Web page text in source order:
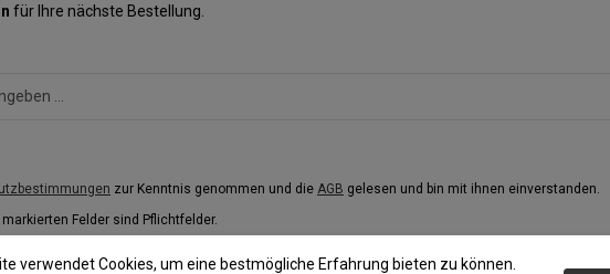
für Ihre nächste Bestellung.
zur Kenntnis genommen und die AGB gelesen und bin mit ihnen einverstanden.
Felder sind Pflichtfelder.
verwendet Cookies, um eine bestmögliche Erfahrung bieten zu können.